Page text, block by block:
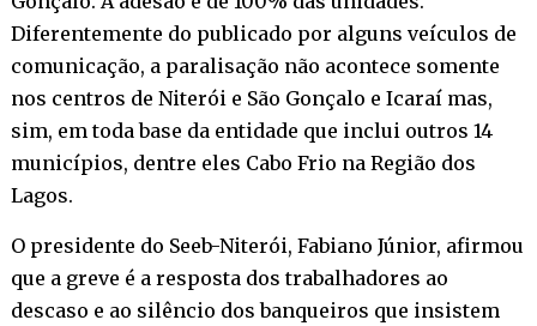
Diferentemente do publicado por alguns veículos de
comunicação, a paralisação não acontece somente
nos centros de Niterói e São Gonçalo e Icaraí mas,
sim, em toda base da entidade que inclui outros 14
municípios, dentre eles Cabo Frio na Região dos
Lagos.
O presidente do Seeb-Niterói, Fabiano Júnior, afirmou
que a greve é a resposta dos trabalhadores ao
descaso e ao silêncio dos banqueiros que insistem